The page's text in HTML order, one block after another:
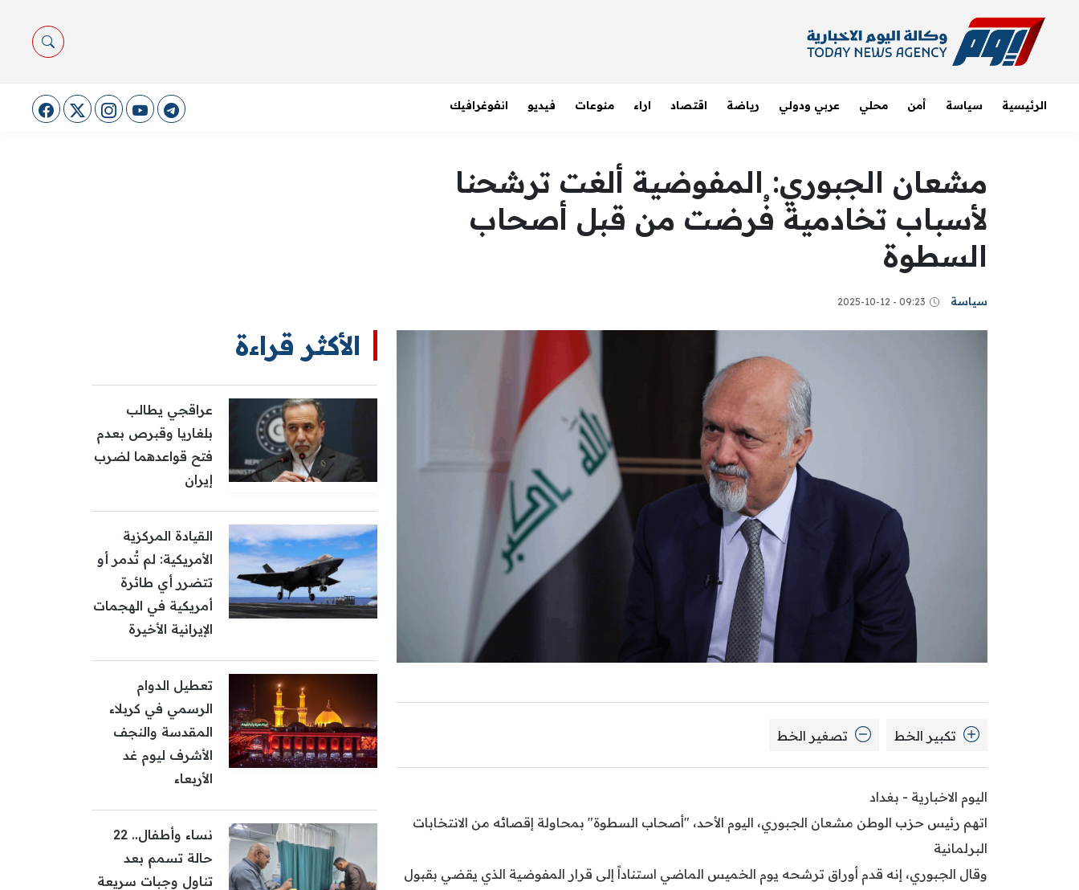
الرئيسية سياسة أمن محلي عربي ودولي رياضة اقتصاد اراء منوعات فيديو انفوغرافيك
مشعان الجبوري: المفوضية ألغت ترشحنا
لأسباب تخادمية فُرضت من قبل أصحاب
السطوة
سياسة 09:23 - 2025-10-12
تكبير الخط تصغير الخط
اليوم الاخبارية - بغداد
اتهم رئيس حزب الوطن مشعان الجبوري، اليوم الأحد، "أصحاب السطوة" بمحاولة إقصائه من الانتخابات
البرلمانية
وقال الجبوري، إنه قدم أوراق ترشحه يوم الخميس الماضي استناداً إلى قرار المفوضية الذي يقضي بقبول
الأكثر قراءة
عراقجي يطالب
بلغاريا وقبرص بعدم
فتح قواعدهما لضرب
إيران
القيادة المركزية
الأمريكية: لم تُدمر أو
تتضرر أي طائرة
أمريكية في الهجمات
الإيرانية الأخيرة
تعطيل الدوام
الرسمي في كربلاء
المقدسة والنجف
الأشرف ليوم غد
الأربعاء
نساء وأطفال.. 22
حالة تسمم بعد
تناول وجبات سريعة